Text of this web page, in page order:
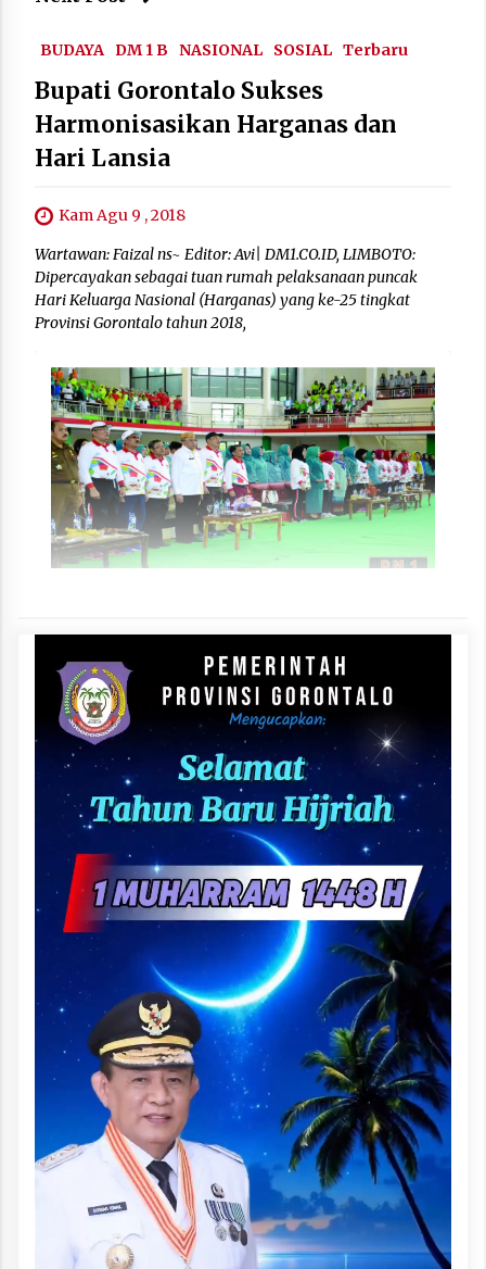
BUDAYA DM 1 B NASIONAL SOSIAL Terbaru
Bupati Gorontalo Sukses
Harmonisasikan Harganas dan
Hari Lansia
Kam Agu 9 , 2018
Wartawan: Faizal ns~ Editor: Avi| DM1.CO.ID, LIMBOTO:
Dipercayakan sebagai tuan rumah pelaksanaan puncak
Hari Keluarga Nasional (Harganas) yang ke-25 tingkat
Provinsi Gorontalo tahun 2018,